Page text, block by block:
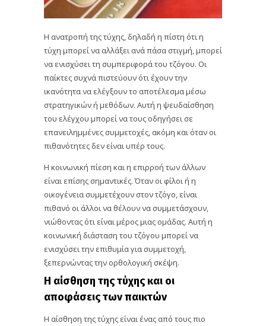
Η ανατροπή της τύχης, δηλαδή η πίστη ότι η
τύχη μπορεί να αλλάξει ανά πάσα στιγμή, μπορεί
να ενισχύσει τη συμπεριφορά του τζόγου. Οι
παίκτες συχνά πιστεύουν ότι έχουν την
ικανότητα να ελέγξουν το αποτέλεσμα μέσω
στρατηγικών ή μεθόδων. Αυτή η ψευδαίσθηση
του ελέγχου μπορεί να τους οδηγήσει σε
επανειλημμένες συμμετοχές, ακόμη και όταν οι
πιθανότητες δεν είναι υπέρ τους.
Η κοινωνική πίεση και η επιρροή των άλλων
είναι επίσης σημαντικές. Όταν οι φίλοι ή η
οικογένεια συμμετέχουν στον τζόγο, είναι
πιθανό οι άλλοι να θέλουν να συμμετάσχουν,
νιώθοντας ότι είναι μέρος μιας ομάδας. Αυτή η
κοινωνική διάσταση του τζόγου μπορεί να
ενισχύσει την επιθυμία για συμμετοχή,
ξεπερνώντας την ορθολογική σκέψη.
Η αίσθηση της τύχης και οι
αποφάσεις των παικτών
Η αίσθηση της τύχης είναι ένας από τους πιο